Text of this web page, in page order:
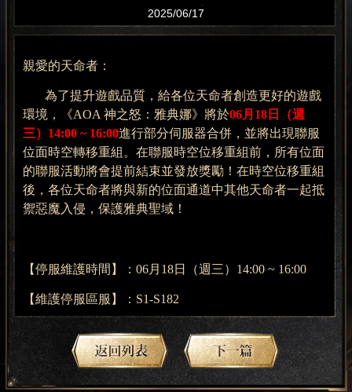
合併公告
2025/06/17
親愛的天命者：
為了提升遊戲品質，給各位天命者創造更好的遊戲
環境，
《AOA 神之怒：雅典娜》 將於06月 18 日（週
三） 14:00 ~ 16:00進行部分伺服器合併，並將出現聯服
位面時空轉移重組。在聯服時空位移重組前，所有位面
的聯服活動將會提前結束並發放獎勵！在時空位移重組
後，各位天命者將與新的位面通道中其他天命者一起抵
禦惡魔入侵，保護雅典聖域！
【停服維護時間】：06月 18日（週 三） 14:00 ~ 16:00
【維護停服 區服】： S1-S182
【 聯服重組區服】：S1 -S1 82
【伺服器合併範圍】：